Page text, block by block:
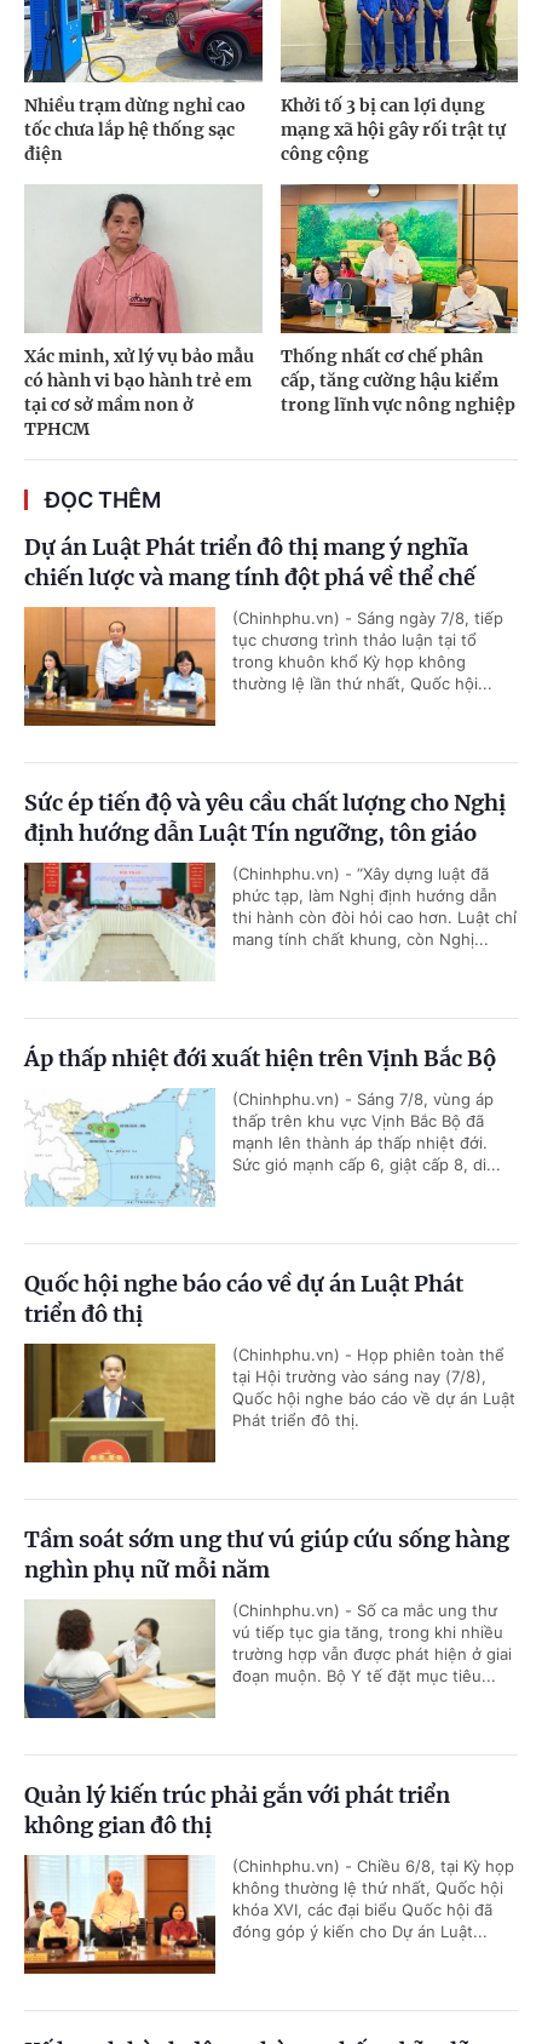
Nhiều trạm dừng nghỉ cao
tốc chưa lắp hệ thống sạc
điện
Khởi tố 3 bị can lợi dụng
mạng xã hội gây rối trật tự
công cộng
Xác minh, xử lý vụ bảo mẫu
có hành vi bạo hành trẻ em
tại cơ sở mầm non ở
TPHCM
Thống nhất cơ chế phân
cấp, tăng cường hậu kiểm
trong lĩnh vực nông nghiệp
ĐỌC THÊM
Dự án Luật Phát triển đô thị mang ý nghĩa
chiến lược và mang tính đột phá về thể chế
(Chinhphu.vn) - Sáng ngày 7/8, tiếp
tục chương trình thảo luận tại tổ
trong khuôn khổ Kỳ họp không
thường lệ lần thứ nhất, Quốc hội...
Sức ép tiến độ và yêu cầu chất lượng cho Nghị
định hướng dẫn Luật Tín ngưỡng, tôn giáo
(Chinhphu.vn) - “Xây dựng luật đã
phức tạp, làm Nghị định hướng dẫn
thi hành còn đòi hỏi cao hơn. Luật chỉ
mang tính chất khung, còn Nghị...
Áp thấp nhiệt đới xuất hiện trên Vịnh Bắc Bộ
(Chinhphu.vn) - Sáng 7/8, vùng áp
thấp trên khu vực Vịnh Bắc Bộ đã
mạnh lên thành áp thấp nhiệt đới.
Sức gió mạnh cấp 6, giật cấp 8, di...
Quốc hội nghe báo cáo về dự án Luật Phát
triển đô thị
(Chinhphu.vn) - Họp phiên toàn thể
tại Hội trường vào sáng nay (7/8),
Quốc hội nghe báo cáo về dự án Luật
Phát triển đô thị.
Tầm soát sớm ung thư vú giúp cứu sống hàng
nghìn phụ nữ mỗi năm
(Chinhphu.vn) - Số ca mắc ung thư
vú tiếp tục gia tăng, trong khi nhiều
trường hợp vẫn được phát hiện ở giai
đoạn muộn. Bộ Y tế đặt mục tiêu...
Quản lý kiến trúc phải gắn với phát triển
không gian đô thị
(Chinhphu.vn) - Chiều 6/8, tại Kỳ họp
không thường lệ thứ nhất, Quốc hội
khóa XVI, các đại biểu Quốc hội đã
đóng góp ý kiến cho Dự án Luật...